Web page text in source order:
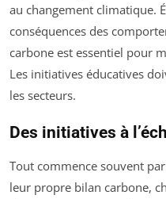
au changement climatique.
conséquences des
carbone est essentiel pour
Les initiatives éducatives
les secteurs.
Des initiatives à
Tout commence souvent
leur propre bilan carbone,